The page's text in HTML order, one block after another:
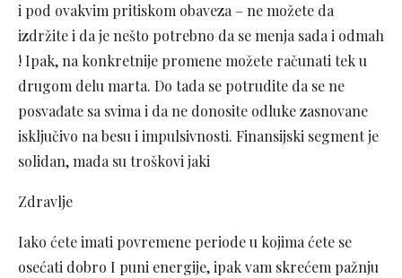
i pod ovakvim pritiskom obaveza – ne možete da
izdržite i da je nešto potrebno da se menja sada i odmah
! Ipak, na konkretnije promene možete računati tek u
drugom delu marta. Do tada se potrudite da se ne
posvađate sa svima i da ne donosite odluke zasnovane
isključivo na besu i impulsivnosti. Finansijski segment je
solidan, mada su troškovi jaki
Zdravlje
Iako ćete imati povremene periode u kojima ćete se
osećati dobro I puni energije, ipak vam skrećem pažnju